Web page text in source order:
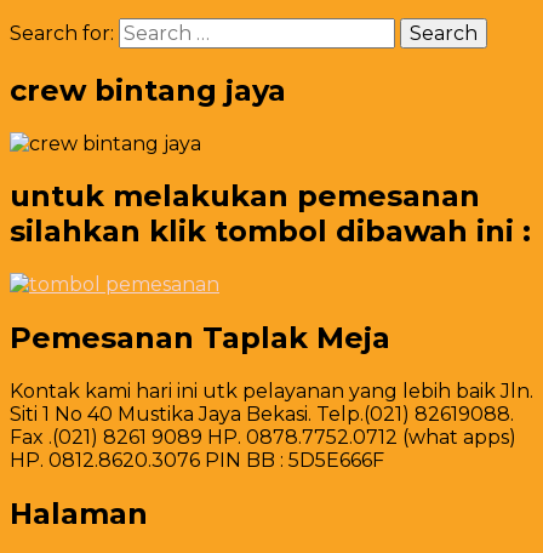
Search for:
crew bintang jaya
untuk melakukan pemesanan
silahkan klik tombol dibawah ini :
Pemesanan Taplak Meja
Kontak kami hari ini utk pelayanan yang lebih baik Jln.
Siti 1 No 40 Mustika Jaya Bekasi. Telp.(021) 82619088.
Fax .(021) 8261 9089 HP. 0878.7752.0712 (what apps)
HP. 0812.8620.3076 PIN BB : 5D5E666F
Halaman